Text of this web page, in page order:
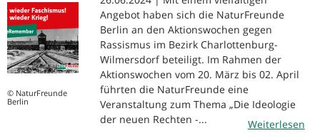
© NaturFreunde
Berlin
Angebot haben sich die NaturFreunde
Berlin an den Aktionswochen gegen
Rassismus im Bezirk Charlottenburg-
Wilmersdorf beteiligt. Im Rahmen der
Aktionswochen vom 20. März bis 02. April
führten die NaturFreunde eine
Veranstaltung zum Thema „Die Ideologie
der neuen Rechten -...
Weiterlesen